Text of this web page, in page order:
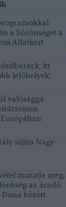
a közönséget a
Állatkert
itt
lelőhelyek!
valósággá
sújtja Nagy-
mutatja meg,
az áradó
Duna között